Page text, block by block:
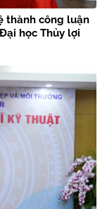
thành công luận
học Thủy lợi